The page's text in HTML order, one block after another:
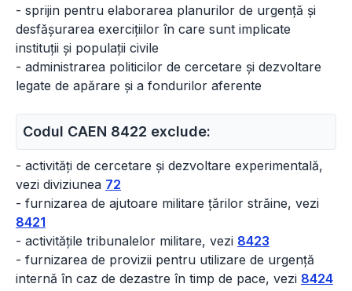
- sprijin pentru elaborarea planurilor de urgență și
desfășurarea exercițiilor în care sunt implicate
instituții și populații civile
- administrarea politicilor de cercetare și dezvoltare
legate de apărare și a fondurilor aferente
Codul CAEN 8422 exclude:
- activități de cercetare și dezvoltare experimentală,
vezi diviziunea 72
- furnizarea de ajutoare militare țărilor străine, vezi
8421
- activitățile tribunalelor militare, vezi 8423
- furnizarea de provizii pentru utilizare de urgență
internă în caz de dezastre în timp de pace, vezi 8424